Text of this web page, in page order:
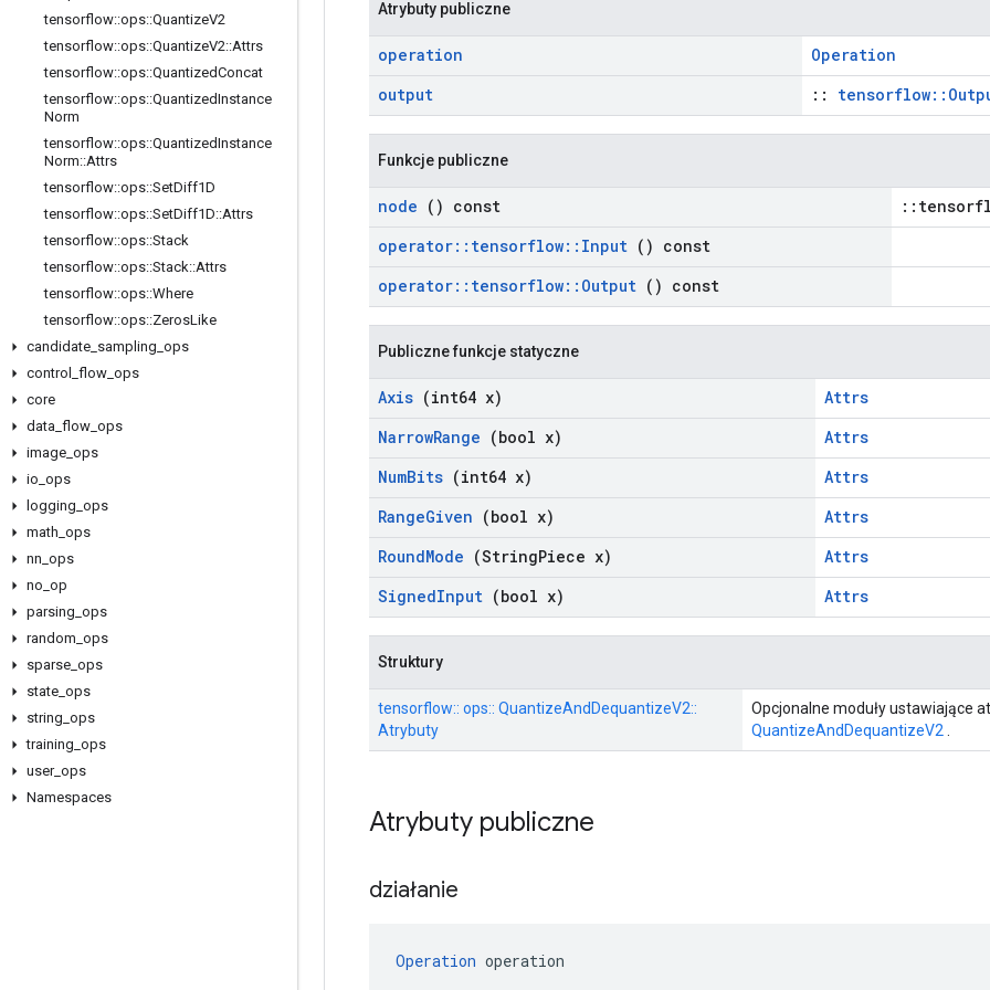
tensorflow::ops::QuantizeV2
tensorflow::ops::QuantizeV2::Attrs
tensorflow::ops::QuantizedConcat
tensorflow::ops::QuantizedInstance
Norm
tensorflow::ops::QuantizedInstance
Norm::Attrs
tensorflow::ops::SetDiff1D
tensorflow::ops::SetDiff1D::Attrs
tensorflow::ops::Stack
tensorflow::ops::Stack::Attrs
tensorflow::ops::Where
tensorflow::ops::ZerosLike
candidate sampling ops
control
flow ops
core
data flow ops
image ops
io ops
logging ops
math ops
nn ops
no op
parsing ops
random ops
sparse ops
state ops
string ops
training ops
user_ ops
Namespaces
Atrybuty publiczne
operation
Operation
output
::
Funkcje publiczne
node () const
operator:: tensorflow:: Input () const
operator:: tensorflow:: Output () const
Publiczne funkcje statyczne
Axis (int64 x)
Attrs
NarrowRange (bool x)
Attrs
NumBits (int64 x)
Attrs
RangeGiven (bool x)
Attrs
RoundMode (StringPiece x)
Attrs
SignedInput (bool x) Attrs
Struktury
tensorflow:: ops:: QuantizeAndDequantizeV2::
Atrybuty
Opcjonalne moduły ustawiające
QuantizeAndDequantizeV2
Atrybuty publiczne
działanie
Operation operation